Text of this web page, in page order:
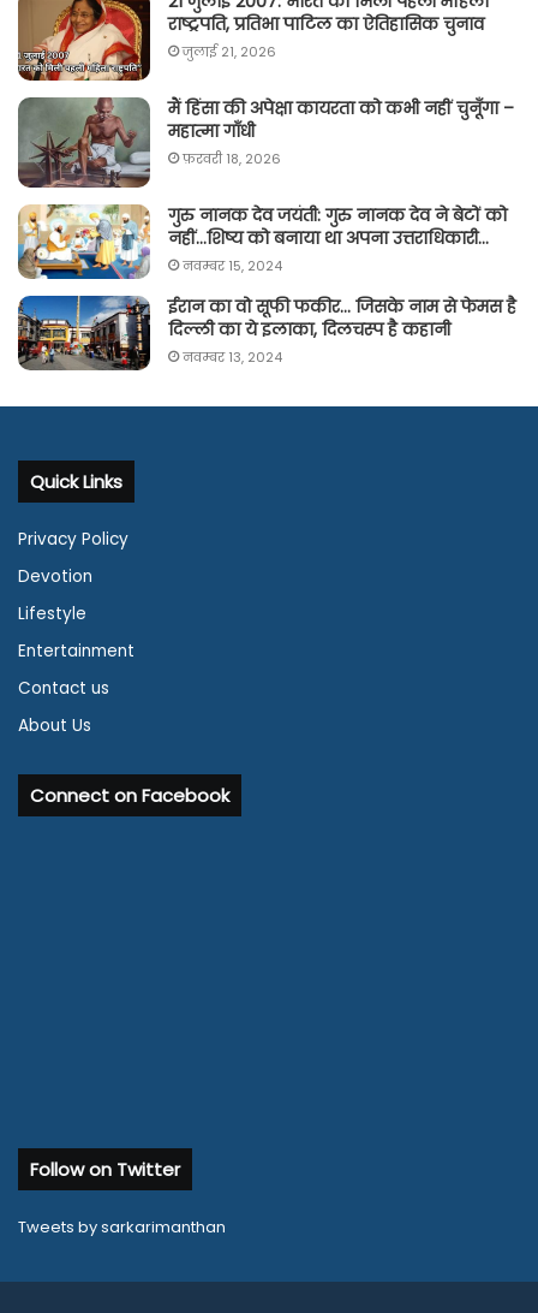
राष्ट्रपति, प्रतिभा पाटिल का ऐतिहासिक चुनाव
जुलाई 21, 2026
मैं हिंसा की अपेक्षा कायरता को कभी नहीं चुनूँगा –
महात्मा गाँधी
फ़रवरी 18, 2026
गुरु नानक देव जयंती: गुरु नानक देव ने बेटों को
नहीं…शिष्य को बनाया था अपना उत्तराधिकारी…
नवम्बर 15, 2024
ईरान का वो सूफी फकीर… जिसके नाम से फेमस है
दिल्ली का ये इलाका, दिलचस्प है कहानी
नवम्बर 13, 2024
Quick Links
Privacy Policy
Devotion
Lifestyle
Entertainment
Contact us
About Us
Connect on Facebook
Follow on Twitter
Tweets by sarkarimanthan